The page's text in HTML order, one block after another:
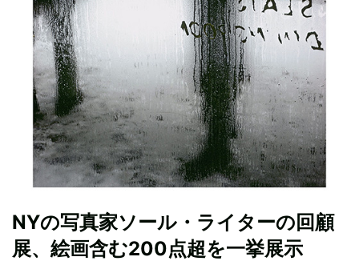
NYの写真家ソール・ライターの回顧
展、絵画含む200点超を一挙展示